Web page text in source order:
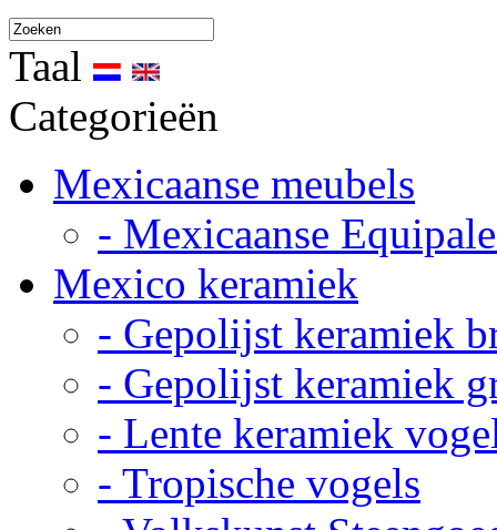
Taal
Categorieën
Mexicaanse meubels
- Mexicaanse
Mexico keramiek
- Gepolijst keramiek
- Gepolijst keramiek
- Lente keramiek
- Tropische vogels